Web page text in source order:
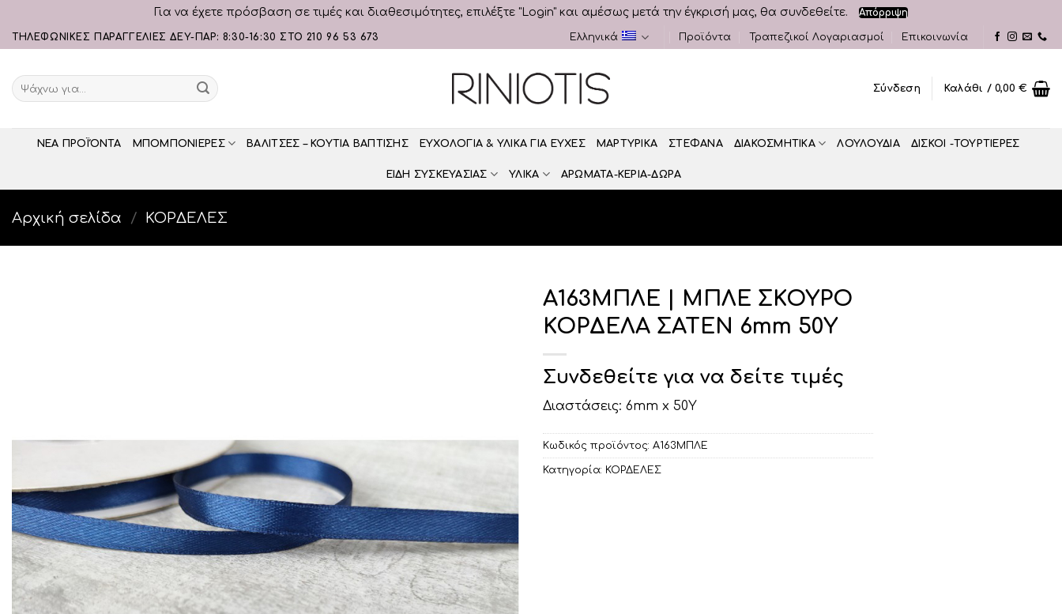
Για να έχετε πρόσβαση σε τιμές και διαθεσιμότητες, επιλέξτε "Login" και αμέσως μετά την έγκρισή μας, θα συνδεθείτε. Απόρριψη
Skip
to
content
ΤΗΛΕΦΩΝΙΚΕΣ ΠΑΡΑΓΓΕΛΙΕΣ ΔΕΥ-ΠΑΡ: 8:30-16:30 ΣΤΟ 210 96 53 673 Ελληνικά Προϊόντα Τραπεζικοί Λογαριασμοί Επικοινωνία
Αναζήτηση
για:
Σύνδεση Καλάθι /0,00€
ΝΕΑ ΠΡΟΪΌΝΤΑ ΜΠΟΜΠΟΝΙΕΡΕΣ ΒΑΛΙΤΣΕΣ – ΚΟΥΤΙΑ ΒΑΠΤΙΣΗΣ ΕΥΧΟΛΟΓΙΑ & ΥΛΙΚΑ ΓΙΑ ΕΥΧΕΣ ΜΑΡΤΥΡΙΚΑ ΣΤΕΦΑΝΑ ΔΙΑΚΟΣΜΗΤΙΚA ΛΟΥΛΟΥΔΙΑ ΔΙΣΚΟΙ -ΤΟΥΡΤΙΕΡΕΣ
ΕΙΔΗ ΣΥΣΚΕΥΑΣΙΑΣ ΥΛΙΚΑ ΑΡΩΜΑΤΑ-ΚΕΡΙΑ-ΔΩΡΑ
Αρχική σελίδα / ΚΟΡΔΕΛΕΣ
Α163ΜΠΛΕ | ΜΠΛΕ ΣΚΟΥΡΟ
ΚΟΡΔΕΛΑ ΣΑΤΕΝ 6mm 50Υ
Συνδεθείτε για να δείτε τιμές
Διαστάσεις: 6mm x 50Υ
Κωδικός προϊόντος: Α163ΜΠΛΕ
Κατηγορία: ΚΟΡΔΕΛΕΣ